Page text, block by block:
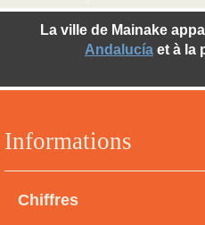
Informations
Chiffres
La ville de Mainake
Andalucía et à la